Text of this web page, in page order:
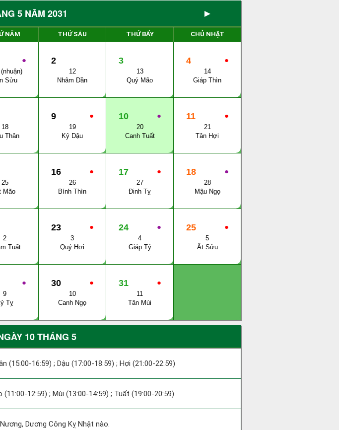
5 NĂM 2031 ►
NĂM THỨ SÁU THỨ BẨY CHỦ NHẬT
●
Sửu
2
12
Nhâm Dần
3
13
Quý Mão
●
4
14
Giáp Thìn
18
Thân
●
9
19
Kỷ Dậu
●
10
20
Canh Tuất
●
11
21
Tân Hợi
25
Mão
●
16
26
Bính Thìn
●
17
27
Đinh Tỵ
●
18
28
Mậu Ngọ
2
Tuất
●
23
3
Quý Hợi
●
24
4
Giáp Tý
●
25
5
Ất Sửu
●
9
Tỵ
●
30
10
Canh Ngọ
●
31
11
Tân Mùi
10 THÁNG 5
(15:00-16:59) ; Dậu (17:00-18:59) ; Hợi (21:00-22:59)
12:59) ; Mùi (13:00-14:59) ; Tuất (19:00-20:59)
Dương Công Kỵ Nhật nào.